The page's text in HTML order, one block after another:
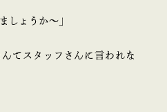
しょうか～」
てスタッフさんに言われな